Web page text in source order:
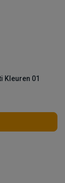
Kleuren 01